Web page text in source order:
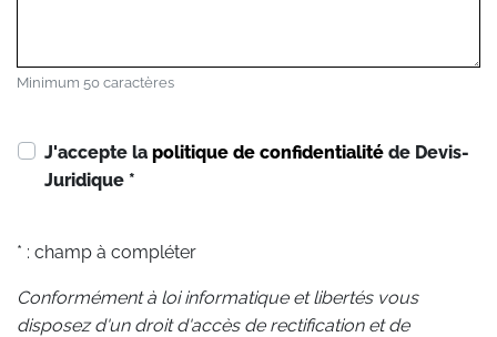
Minimum 50 caractères
J'accepte la politique de confidentialité de Devis-
Juridique *
* : champ à compléter
Conformément à loi informatique et libertés vous
disposez d'un droit d'accès de rectification et de